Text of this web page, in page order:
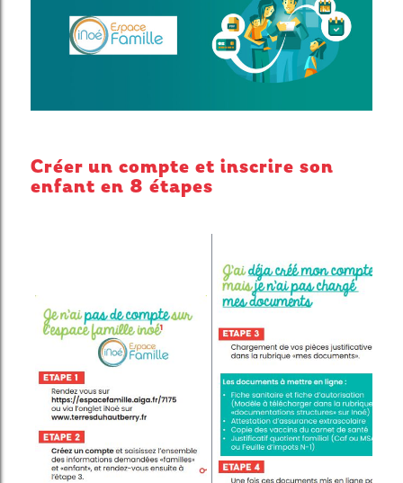
Créer un compte et inscrire son
enfant en 8 étapes